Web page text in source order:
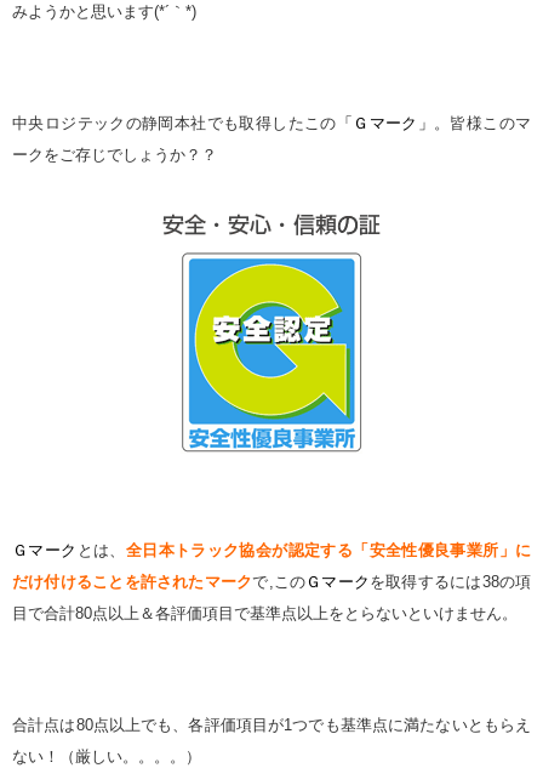
みようかと思います(*´｀*)
中央ロジテックの静岡本社でも取得したこの 「Ｇマーク」 。皆様このマ
ークをご存じでしょうか？？
Ｇマーク とは、 全日本トラック協会が認定する「安全性優良事業所」に
だけ付けることを許されたマークで,この Ｇマーク を取得するには38の項
目で合計80点以上＆各評価項目で基準点以上をとらないといけません。
合計点は80点以上でも、各評価項目が1つでも基準点に満たないともらえ
ない！（厳しい。。。。）